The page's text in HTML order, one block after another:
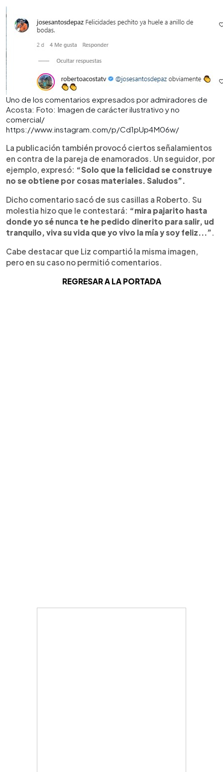
Uno de los comentarios expresados por admiradores de
Acosta: Foto: Imagen de carácter ilustrativo y no
comercial/
https://www.instagram.com/p/Cd1pUp4M06w/
La publicación también provocó ciertos señalamientos
en contra de la pareja de enamorados. Un seguidor, por
ejemplo, expresó: “Solo que la felicidad se construye
no se obtiene por cosas materiales. Saludos”.
Dicho comentario sacó de sus casillas a Roberto. Su
molestia hizo que le contestará: “mira pajarito hasta
donde yo sé nunca te he pedido dinerito para salir, ud
tranquilo, viva su vida que yo vivo la mía y soy feliz...”
Cabe destacar que Liz compartió la misma imagen,
pero en su caso no permitió comentarios.
REGRESAR A LA PORTADA